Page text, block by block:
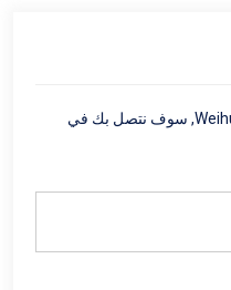
اترك رسالة عبر الإنترنت لـ Weihua Crane, سوف نتصل بك في